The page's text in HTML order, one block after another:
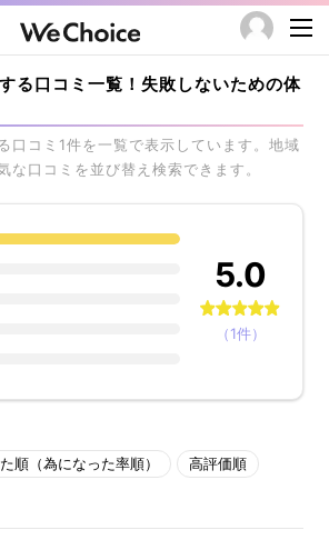
る口コミ一覧！失敗しないための体
口コミ1件を一覧で表示しています。地域
な口コミを並び替え検索できます。
5.0
（1件）
順（為になった率順）
高評価順